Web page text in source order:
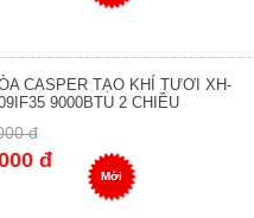
CASPER TẠO KHÍ TƯƠI XH-
9000BTU 2 CHIỀU
đ
đ
Mới